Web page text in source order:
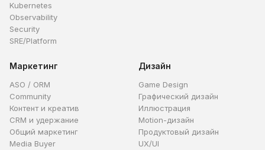
Kubernetes
Observability
Security
SRE/Platform
Маркетинг
ASO / ORM
Community
Контент и креатив
CRM и удержание
Общий маркетинг
Media Buyer
Дизайн
Game Design
Графический дизайн
Иллюстрация
Motion-дизайн
Продуктовый дизайн
UX/UI